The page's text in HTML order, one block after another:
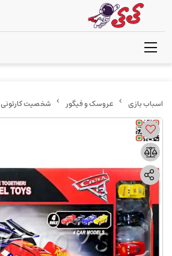
عروسک و فیگور شخصیت کارتونی